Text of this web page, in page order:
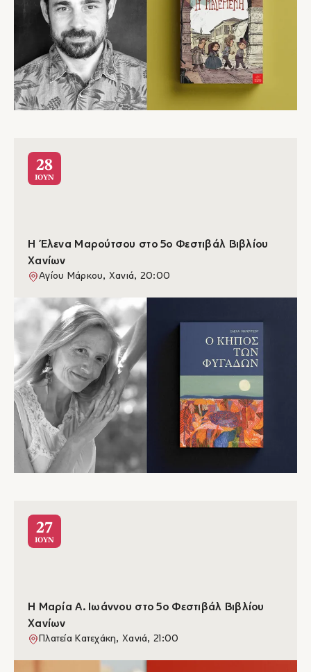
28
ΙΟΥΝ
Η Έλενα Μαρούτσου στο 5ο Φεστιβάλ Βιβλίου
Χανίων
Αγίου Μάρκου, Χανιά, 20:00
27
ΙΟΥΝ
Η Μαρία Α. Ιωάννου στο 5ο Φεστιβάλ Βιβλίου
Χανίων
Πλατεία Κατεχάκη, Χανιά, 21:00